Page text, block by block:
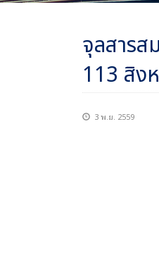
จุลสารส
113 สิง
3 พ.ย. 2559